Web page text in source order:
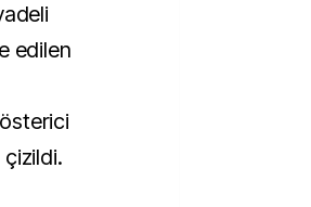
edilen
çizildi.